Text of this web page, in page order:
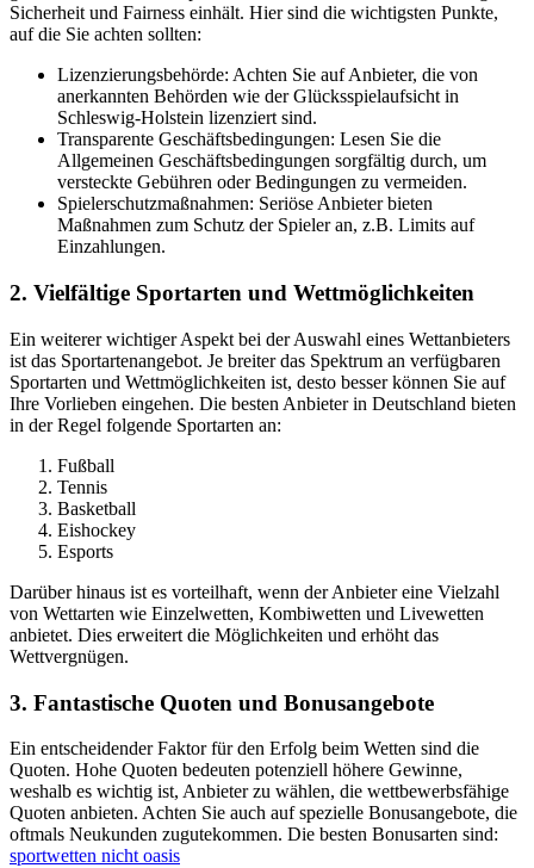
Sicherheit und Fairness einhält. Hier sind die wichtigsten Punkte,
auf die Sie achten sollten:
Lizenzierungsbehörde: Achten Sie auf Anbieter, die von
anerkannten Behörden wie der Glücksspielaufsicht in
Schleswig-Holstein lizenziert sind.
Transparente Geschäftsbedingungen: Lesen Sie die
Allgemeinen Geschäftsbedingungen sorgfältig durch, um
versteckte Gebühren oder Bedingungen zu vermeiden.
Spielerschutzmaßnahmen: Seriöse Anbieter bieten
Maßnahmen zum Schutz der Spieler an, z.B. Limits auf
Einzahlungen.
2. Vielfältige Sportarten und Wettmöglichkeiten
Ein weiterer wichtiger Aspekt bei der Auswahl eines Wettanbieters
ist das Sportartenangebot. Je breiter das Spektrum an verfügbaren
Sportarten und Wettmöglichkeiten ist, desto besser können Sie auf
Ihre Vorlieben eingehen. Die besten Anbieter in Deutschland bieten
in der Regel folgende Sportarten an:
Fußball
Tennis
Basketball
Eishockey
Esports
Darüber hinaus ist es vorteilhaft, wenn der Anbieter eine Vielzahl
von Wettarten wie Einzelwetten, Kombiwetten und Livewetten
anbietet. Dies erweitert die Möglichkeiten und erhöht das
Wettvergnügen.
3. Fantastische Quoten und Bonusangebote
Ein entscheidender Faktor für den Erfolg beim Wetten sind die
Quoten. Hohe Quoten bedeuten potenziell höhere Gewinne,
weshalb es wichtig ist, Anbieter zu wählen, die wettbewerbsfähige
Quoten anbieten. Achten Sie auch auf spezielle Bonusangebote, die
oftmals Neukunden zugutekommen. Die besten Bonusarten sind:
sportwetten nicht oasis